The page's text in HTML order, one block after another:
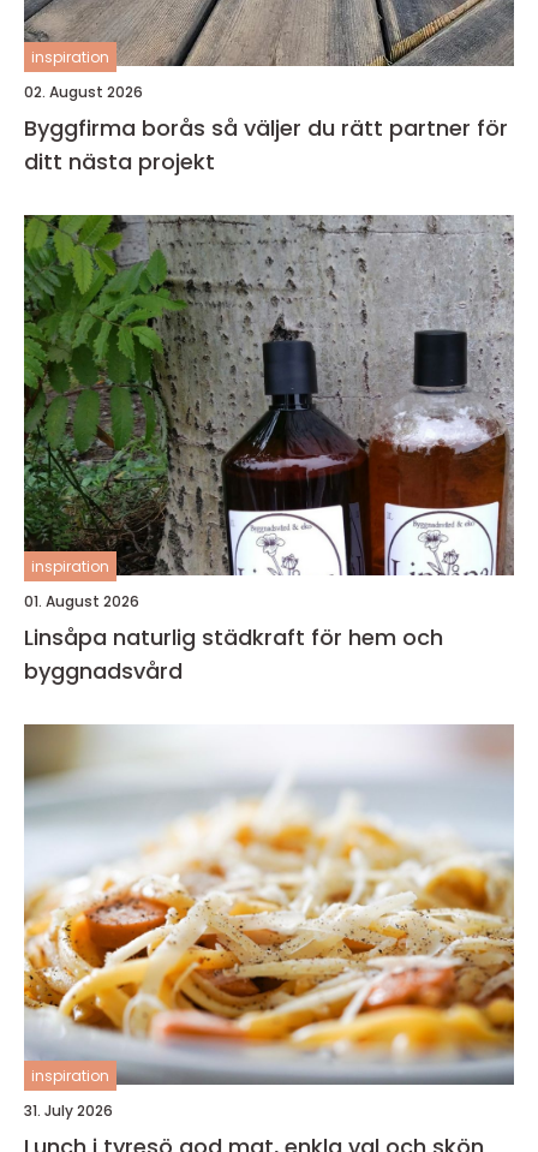
inspiration
02. August 2026
Byggfirma borås så väljer du rätt partner för
ditt nästa projekt
inspiration
01. August 2026
Linsåpa naturlig städkraft för hem och
byggnadsvård
inspiration
31. July 2026